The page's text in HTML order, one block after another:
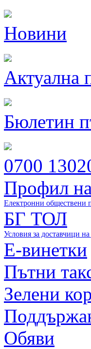
Новини
Актуална
Бюлетин
0700
Профил
Електронни обществени
БГ ТОЛ
Условия за доставчици
Е-винетки
Пътни
Зелени
Обяви